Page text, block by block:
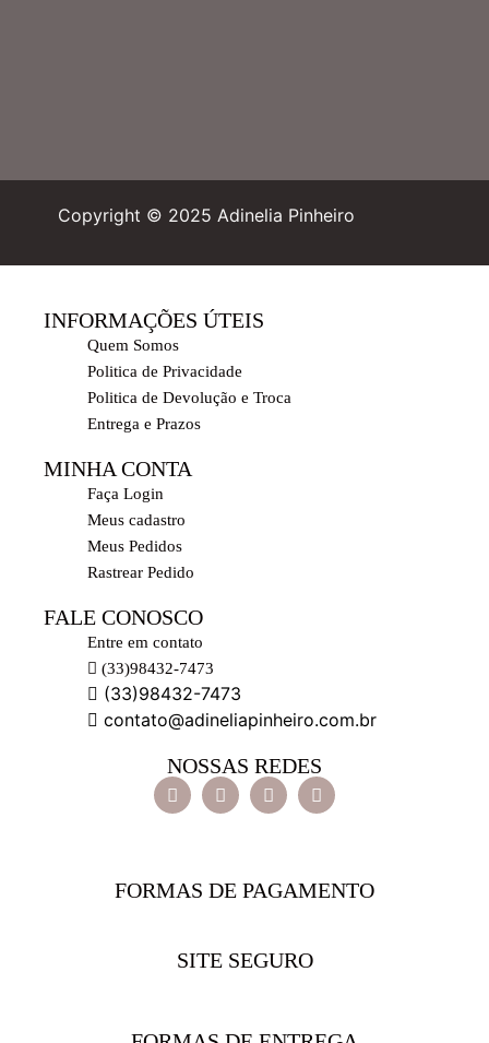
Copyright © 2025 Adinelia Pinheiro
INFORMAÇÕES ÚTEIS
Quem Somos
Politica de Privacidade
Politica de Devolução e Troca
Entrega e Prazos
MINHA CONTA
Faça Login
Meus cadastro
Meus Pedidos
Rastrear Pedido
FALE CONOSCO
Entre em contato
(33)98432-7473
(33)98432-7473
contato@adineliapinheiro.com.br
NOSSAS REDES
FORMAS DE PAGAMENTO
SITE SEGURO